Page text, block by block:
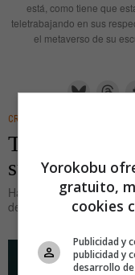
está, como tiene que
teletrabajando en sus
el metaverso de su
CREATIVIDAD
Tiempos
superdotados
Hace ya varios días
descanso a las puertas
Yorokobu
gratuito,
cookies
Publicidad y
publicidad y
desarrollo